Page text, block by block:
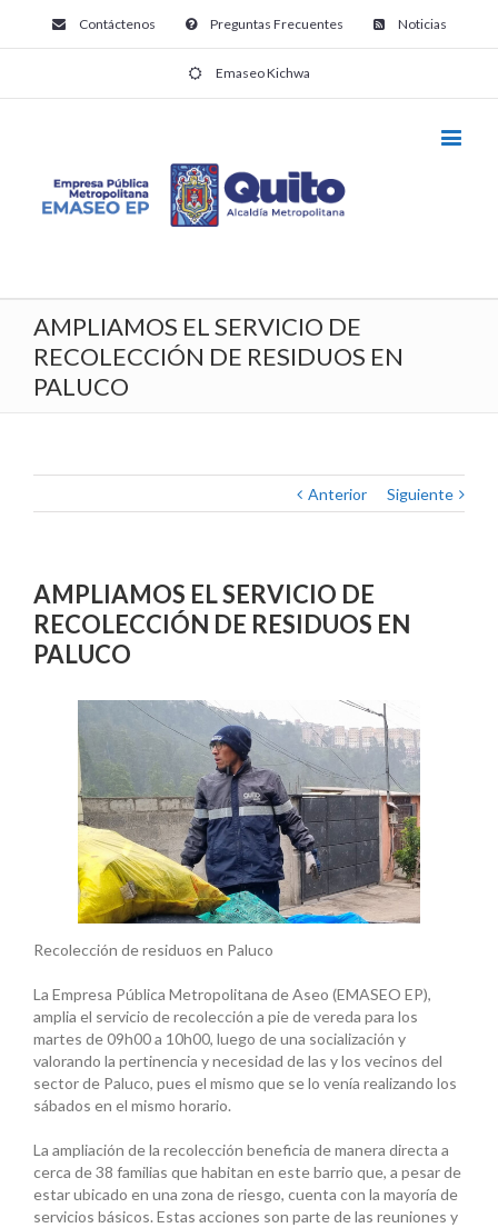
Contáctenos Preguntas Frecuentes Noticias
Emaseo Kichwa
AMPLIAMOS EL SERVICIO DE
RECOLECCIÓN DE RESIDUOS EN
PALUCO
Anterior Siguiente
AMPLIAMOS EL SERVICIO DE
RECOLECCIÓN DE RESIDUOS EN
PALUCO
Recolección de residuos en Paluco
La Empresa Pública Metropolitana de Aseo (EMASEO EP),
amplia el servicio de recolección a pie de vereda para los
martes de 09h00 a 10h00, luego de una socialización y
valorando la pertinencia y necesidad de las y los vecinos del
sector de Paluco, pues el mismo que se lo venía realizando los
sábados en el mismo horario.
La ampliación de la recolección beneficia de manera directa a
cerca de 38 familias que habitan en este barrio que, a pesar de
estar ubicado en una zona de riesgo, cuenta con la mayoría de
servicios básicos. Estas acciones son parte de las reuniones y